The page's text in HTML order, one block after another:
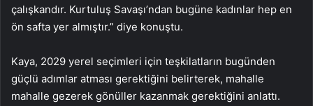
çalışkandır. Kurtuluş Savaşı’ndan bugüne kadınlar hep en
ön safta yer almıştır.” diye konuştu.
Kaya, 2029 yerel seçimleri için teşkilatların bugünden
güçlü adımlar atması gerektiğini belirterek, mahalle
mahalle gezerek gönüller kazanmak gerektiğini anlattı.